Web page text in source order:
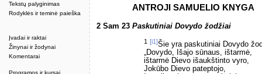
Tekstų palyginimas
Rodyklės ir teminė paieška
Įvadai ir raktai
Žinynai ir žodynai
Komentarai
Programos ir kursai
ANTROJI SAMUELIO KNYGA
2 Sam 23 Paskutiniai Dovydo žodžiai
1 [i1]Šie yra paskutiniai Dovydo
„Dovydo, Išajo sūnaus, ištarmė,
ištarmė Dievo išaukštinto vyro,
Jokūbo Dievo pateptojo,